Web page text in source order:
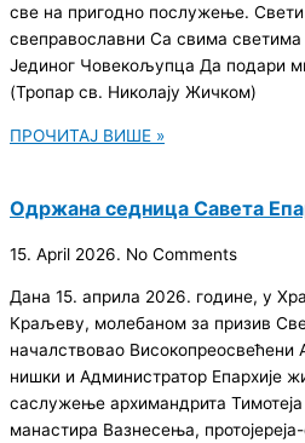
све на пригодно послужење. Свети
свеправославни Са свима
Јединог Човекољупца Да подари
(Тропар св. Николају Жичком)
ПРОЧИТАЈ ВИШЕ »
Одржанa седницa Савета
15. April 2026. No Comments
Дана 15. априла 2026. године, у
Краљеву, молебаном за призив
началствовао Високопреосвећени
нишки и Администратор Епархије
саслужење архимандрита
манастира Вазнесења,